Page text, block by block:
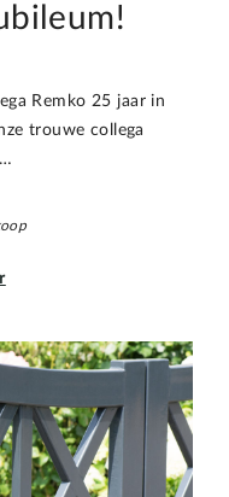
Remko 25 jaar in
trouwe collega